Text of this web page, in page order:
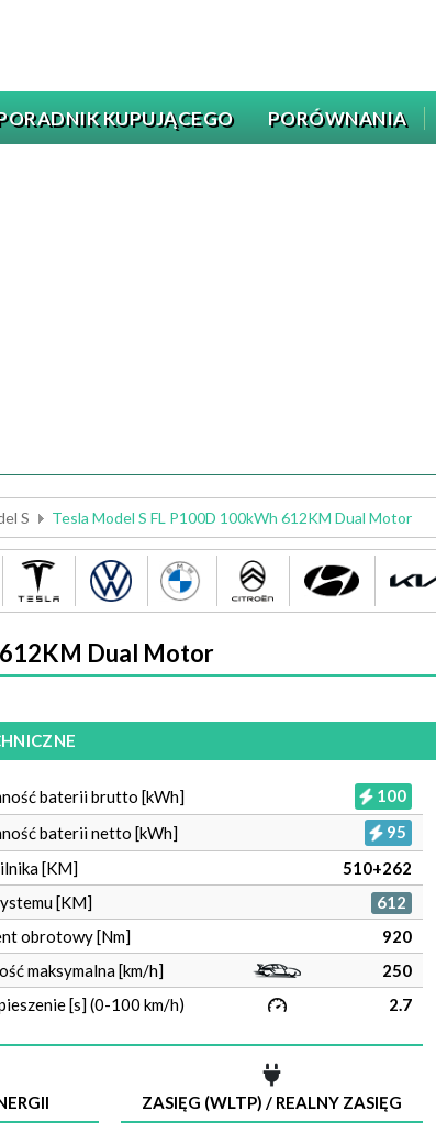
KUPUJĄCEGO PORÓWNANIA
S Tesla Model S FL P100D 100kWh 612KM Dual Motor
Dual Motor
baterii brutto [kWh]
100
baterii netto [kWh]
95
[KM]
510+262
[KM]
612
obrotowy [Nm]
920
maksymalna [km/h]
250
[s] (0-100 km/h)
2.7
ZASIĘG (WLTP) / REALNY ZASIĘG